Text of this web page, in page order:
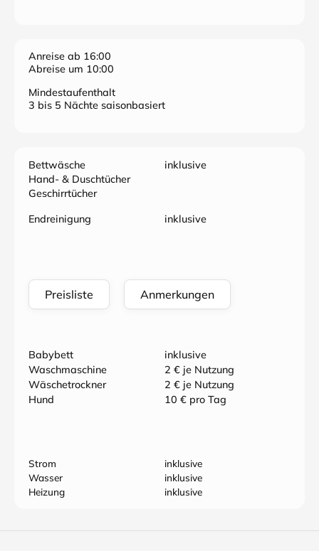
Anreise ab 16:00
Abreise um 10:00
Mindestaufenthalt
3 bis 5 Nächte saisonbasiert
Bettwäsche
Hand- & Duschtücher
Geschirrtücher
inklusive
Endreinigung inklusive
Preisliste Anmerkungen
Babybett
inklusive
Waschmaschine
2 € je Nutzung
Wäschetrockner
2 € je Nutzung
Hund
10 € pro Tag
Strom
inklusive
Wasser
inklusive
Heizung
inklusive